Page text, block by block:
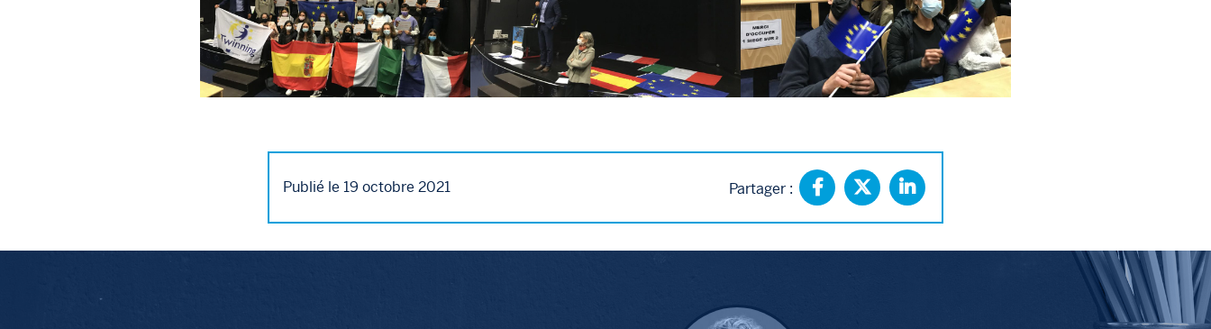
Publié le 19 octobre 2021 Partager :